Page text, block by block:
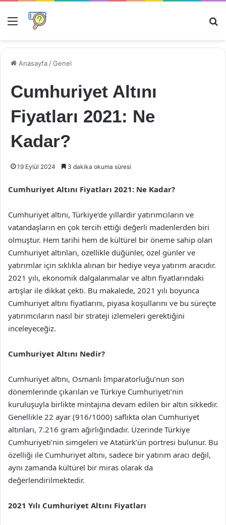
Menü
Anasayfa /Genel
Cumhuriyet Altını
Fiyatları 2021: Ne
Kadar?
19 Eylül 2024 3 dakika okuma süresi
Cumhuriyet Altını Fiyatları 2021: Ne Kadar?
Cumhuriyet altını, Türkiye’de yıllardır yatırımcıların ve
vatandaşların en çok tercih ettiği değerli madenlerden biri
olmuştur. Hem tarihi hem de kültürel bir öneme sahip olan
Cumhuriyet altınları, özellikle düğünler, özel günler ve
yatırımlar için sıklıkla alınan bir hediye veya yatırım aracıdır.
2021 yılı, ekonomik dalgalanmalar ve altın fiyatlarındaki
artışlar ile dikkat çekti. Bu makalede, 2021 yılı boyunca
Cumhuriyet altını fiyatlarını, piyasa koşullarını ve bu süreçte
yatırımcıların nasıl bir strateji izlemeleri gerektiğini
inceleyeceğiz.
Cumhuriyet Altını Nedir?
Cumhuriyet altını, Osmanlı İmparatorluğu’nun son
dönemlerinde çıkarılan ve Türkiye Cumhuriyeti’nin
kuruluşuyla birlikte mintajına devam edilen bir altın sikkedir.
Genellikle 22 ayar (916/1000) saflıkta olan Cumhuriyet
altınları, 7.216 gram ağırlığındadır. Üzerinde Türkiye
Cumhuriyeti’nin simgeleri ve Atatürk’ün portresi bulunur. Bu
özelliği ile Cumhuriyet altını, sadece bir yatırım aracı değil,
aynı zamanda kültürel bir miras olarak da
değerlendirilmektedir.
2021 Yılı Cumhuriyet Altını Fiyatları